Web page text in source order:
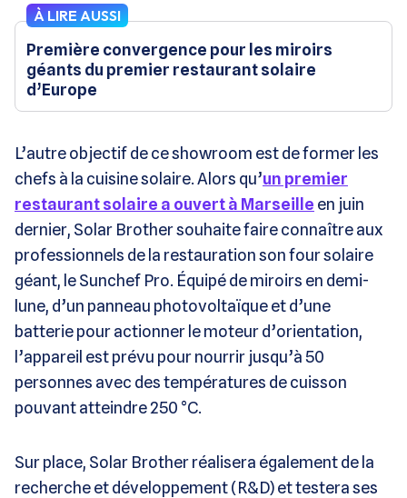
À LIRE AUSSI
Première convergence pour les miroirs
géants du premier restaurant solaire
d’Europe
L’autre objectif de ce showroom est de former les
chefs à la cuisine solaire. Alors qu’un premier
restaurant solaire a ouvert à Marseille en juin
dernier, Solar Brother souhaite faire connaître aux
professionnels de la restauration son four solaire
géant, le Sunchef Pro. Équipé de miroirs en demi-
lune, d’un panneau photovoltaïque et d’une
batterie pour actionner le moteur d’orientation,
l’appareil est prévu pour nourrir jusqu’à 50
personnes avec des températures de cuisson
pouvant atteindre 250 °C.
Sur place, Solar Brother réalisera également de la
recherche et développement (R&D) et testera ses